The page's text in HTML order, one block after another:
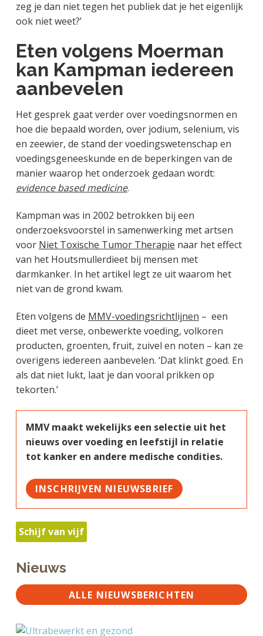
zeg je dan niet tegen het publiek dat je het eigenlijk
ook niet weet?’
Eten volgens Moerman
kan Kampman iedereen
aanbevelen
Het gesprek gaat verder over voedingsnormen en
hoe die bepaald worden, over jodium, selenium, vis
en zeewier, de stand der voedingswetenschap en
voedingsgeneeskunde en de beperkingen van de
manier waarop het onderzoek gedaan wordt:
evidence based medicine.
Kampman was in 2002 betrokken bij een
onderzoeksvoorstel in samenwerking met artsen
voor Niet Toxische Tumor Therapie naar het effect
van het Houtsmullerdieet bij mensen met
darmkanker. In het artikel legt ze uit waarom het
niet van de grond kwam.
Eten volgens de MMV-voedingsrichtlijnen – een
dieet met verse, onbewerkte voeding, volkoren
producten, groenten, fruit, zuivel en noten – kan ze
overigens iedereen aanbevelen. ‘Dat klinkt goed. En
als dat niet lukt, laat je dan vooral prikken op
tekorten.’
MMV maakt wekelijks een selectie uit het
nieuws over voeding en leefstijl in relatie
tot kanker en andere medische condities.
INSCHRIJVEN NIEUWSBRIEF
Schijf van vijf
Nieuws
ALLE NIEUWSBERICHTEN